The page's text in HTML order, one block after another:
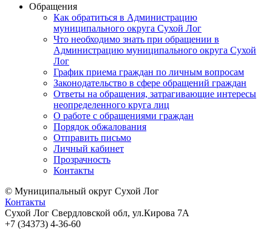
Обращения
Как обратиться в Администрацию
муниципального округа Сухой Лог
Что необходимо знать при обращении в
Администрацию муниципального округа Сухой
Лог
График приема граждан по личным вопросам
Законодательство в сфере обращений граждан
Ответы на обращения, затрагивающие интересы
неопределенного круга лиц
О работе с обращениями граждан
Порядок обжалования
Отправить письмо
Личный кабинет
Прозрачность
Контакты
© Муниципальный округ Сухой Лог
Контакты
Сухой Лог Свердловской обл, ул.Кирова 7А
+7 (34373) 4-36-60